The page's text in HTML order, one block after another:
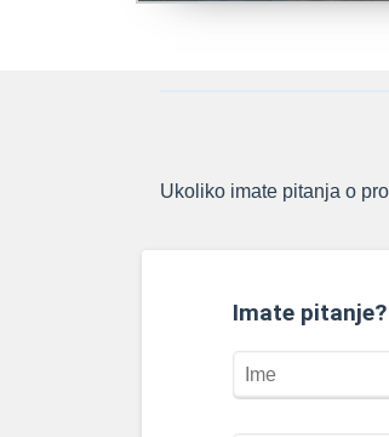
Ukoliko imate pitanja o
Imate pitanje?